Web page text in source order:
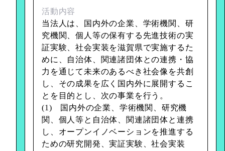
活動内容
当法人は、国内外の企業、学術機関、研
究機関、個人等の保有する先進技術の実
証実験、社会実装を滋賀県で実施するた
めに、自治体、関連諸団体との連携・協
力を通じて未来のあるべき社会像を共創
し、その成果を広く国内外に展開するこ
とを目的とし、次の事業を行う。
(1) 国内外の企業、学術機関、研究機
関、個人等と自治体、関連諸団体と連携
し、オープンイノベーションを推進する
ための研究開発、実証実験、社会実装